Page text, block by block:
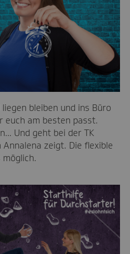
bleiben und ins Büro
euch am besten passt.
Und geht bei der TK
zeigt. Die flexible